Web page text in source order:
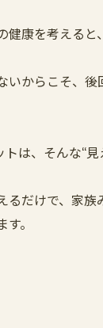
健康を考えると
いからこそ、後
トは、そんな“
るだけで、家族
。